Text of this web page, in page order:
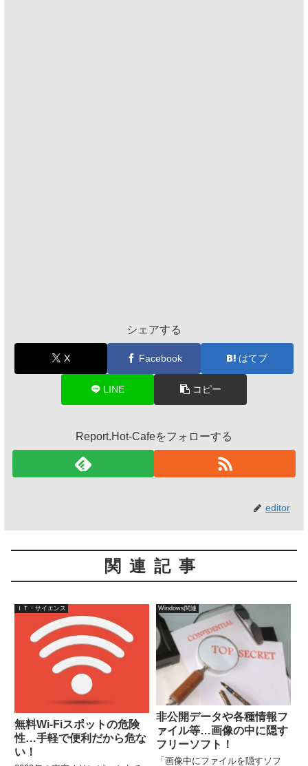
シェアする
X Facebook はてブ
LINE コピー
Report.Hot-Cafeをフォローする
editor
関連記事
ＩＴ・サイエンス
無料Wi-Fiスポットの危険
性…手軽で便利だから危な
い！
Windows関連
非公開データや各種情報フ
ァイル等…画像の中に隠す
フリーソフト！
「画像中にファイルを隠すソフ